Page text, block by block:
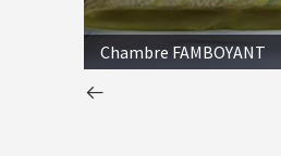
Chambre FAMBOYANT